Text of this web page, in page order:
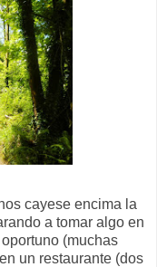
cayese encima la
a tomar algo en
(muchas
un restaurante (dos